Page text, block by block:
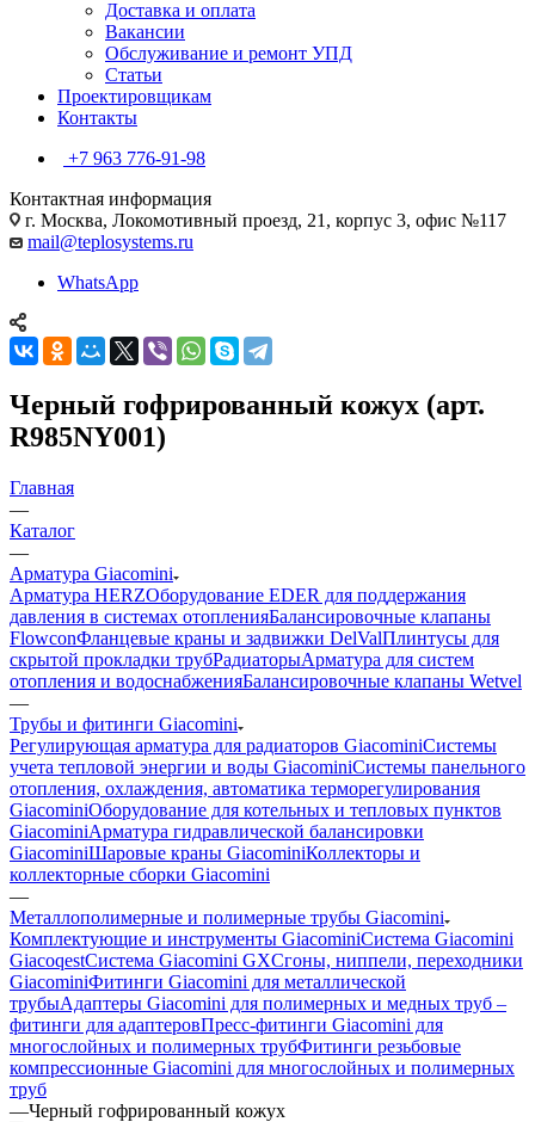
Доставка и оплата
Вакансии
Обслуживание и ремонт УПД
Статьи
Проектировщикам
Контакты
+7 963 776-91-98
Контактная информация
г. Москва, Локомотивный проезд, 21, корпус 3, офис №117
mail@teplosystems.ru
WhatsApp
Черный гофрированный кожух (арт.
R985NY001)
Главная
—
Каталог
—
Арматура Giacomini
Арматура HERZОборудование EDER для поддержания
давления в системах отопленияБалансировочные клапаны
FlowconФланцевые краны и задвижки DelValПлинтусы для
скрытой прокладки трубРадиаторыАрматура для систем
отопления и водоснабженияБалансировочные клапаны Wetvel
—
Трубы и фитинги Giacomini
Регулирующая арматура для радиаторов GiacominiСистемы
учета тепловой энергии и воды GiacominiСистемы панельного
отопления, охлаждения, автоматика терморегулирования
GiacominiОборудование для котельных и тепловых пунктов
GiacominiАрматура гидравлической балансировки
GiacominiШаровые краны GiacominiКоллекторы и
коллекторные сборки Giacomini
—
Mеталлополимерные и полимерные трубы Giacomini
Комплектующие и инструменты GiacominiCистема Giacomini
GiacoqestСистема Giacomini GXCгоны, ниппели, переходники
GiacominiФитинги Giacomini для металлической
трубыAдаптеры Giacomini для полимерных и медных труб –
фитинги для адаптеровПресс-фитинги Giacomini для
многослойных и полимерных трубФитинги резьбовые
компрессионные Giacomini для многослойных и полимерных
труб
—Черный гофрированный кожух